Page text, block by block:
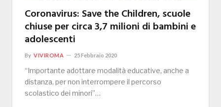
Coronavirus: Save the Children, scuole
chiuse per circa 3,7 milioni di bambini e
adolescenti
By VIVIROMA 25 Febbraio 2020
“Importante adottare modalità educative, anche a
distanza, per non interrompere il percorso
scolastico dei minori”…